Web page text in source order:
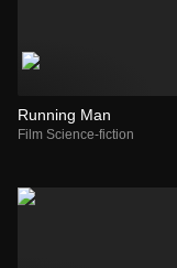
Running Man
Film Science-fiction